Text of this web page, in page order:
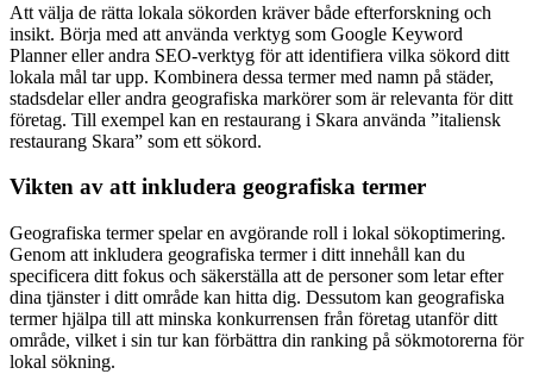
Att välja de rätta lokala sökorden kräver både efterforskning och
insikt. Börja med att använda verktyg som Google Keyword
Planner eller andra SEO-verktyg för att identifiera vilka sökord ditt
lokala mål tar upp. Kombinera dessa termer med namn på städer,
stadsdelar eller andra geografiska markörer som är relevanta för ditt
företag. Till exempel kan en restaurang i Skara använda ”italiensk
restaurang Skara” som ett sökord.
Vikten av att inkludera geografiska termer
Geografiska termer spelar en avgörande roll i lokal sökoptimering.
Genom att inkludera geografiska termer i ditt innehåll kan du
specificera ditt fokus och säkerställa att de personer som letar efter
dina tjänster i ditt område kan hitta dig. Dessutom kan geografiska
termer hjälpa till att minska konkurrensen från företag utanför ditt
område, vilket i sin tur kan förbättra din ranking på sökmotorerna för
lokal sökning.